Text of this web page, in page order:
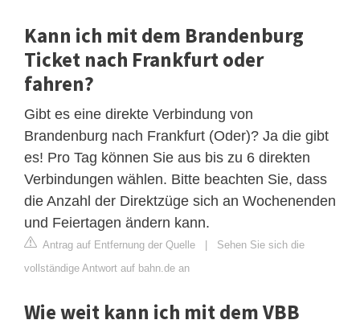
Kann ich mit dem Brandenburg
Ticket nach Frankfurt oder
fahren?
Gibt es eine direkte Verbindung von
Brandenburg nach Frankfurt (Oder)? Ja die gibt
es! Pro Tag können Sie aus bis zu 6 direkten
Verbindungen wählen. Bitte beachten Sie, dass
die Anzahl der Direktzüge sich an Wochenenden
und Feiertagen ändern kann.
Antrag auf Entfernung der Quelle
Sehen Sie sich die
vollständige Antwort auf bahn.de an
Wie weit kann ich mit dem VBB